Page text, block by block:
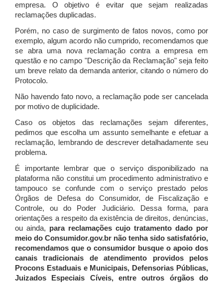
empresa. O objetivo é evitar que sejam realizadas
reclamações duplicadas.
Porém, no caso de surgimento de fatos novos, como por
exemplo, algum acordo não cumprido, recomendamos que
se abra uma nova reclamação contra a empresa em
questão e no campo "Descrição da Reclamação" seja feito
um breve relato da demanda anterior, citando o número do
Protocolo.
Não havendo fato novo, a reclamação pode ser cancelada
por motivo de duplicidade.
Caso os objetos das reclamações sejam diferentes,
pedimos que escolha um assunto semelhante e efetuar a
reclamação, lembrando de descrever detalhadamente seu
problema.
É importante lembrar que o serviço disponibilizado na
plataforma não constitui um procedimento administrativo e
tampouco se confunde com o serviço prestado pelos
Órgãos de Defesa do Consumidor, de Fiscalização e
Controle, ou do Poder Judiciário. Dessa forma, para
orientações a respeito da existência de direitos, denúncias,
ou ainda, para reclamações cujo tratamento dado por
meio do Consumidor.gov.br não tenha sido satisfatório,
recomendamos que o consumidor busque o apoio dos
canais tradicionais de atendimento providos pelos
Procons Estaduais e Municipais, Defensorias Públicas,
Juizados Especiais Cíveis, entre outros órgãos do